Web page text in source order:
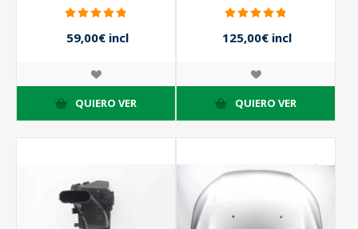
59,00€ incl
QUIERO VER
125,00€ incl
QUIERO VER